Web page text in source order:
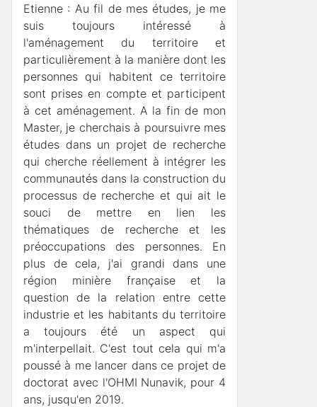
Etienne : Au fil de mes études, je me
suis toujours intéressé à
l'aménagement du territoire et
particulièrement à la manière dont les
personnes qui habitent ce territoire
sont prises en compte et participent
à cet aménagement. A la fin de mon
Master, je cherchais à poursuivre mes
études dans un projet de recherche
qui cherche réellement à intégrer les
communautés dans la construction du
processus de recherche et qui ait le
souci de mettre en lien les
thématiques de recherche et les
préoccupations des personnes. En
plus de cela, j'ai grandi dans une
région minière française et la
question de la relation entre cette
industrie et les habitants du territoire
a toujours été un aspect qui
m'interpellait. C'est tout cela qui m'a
poussé à me lancer dans ce projet de
doctorat avec l'OHMI Nunavik, pour 4
ans, jusqu'en 2019.